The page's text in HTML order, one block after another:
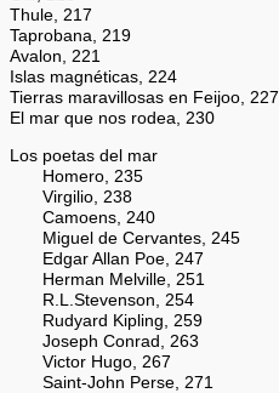
Thule, 217
Taprobana, 219
Avalon, 221
Islas magnéticas, 224
Tierras maravillosas en Feijoo, 227
El mar que nos rodea, 230
Los poetas del mar
Homero, 235
Virgilio, 238
Camoens, 240
Miguel de Cervantes, 245
Edgar Allan Poe, 247
Herman Melville, 251
R.L.Stevenson, 254
Rudyard Kipling, 259
Joseph Conrad, 263
Victor Hugo, 267
Saint-John Perse, 271